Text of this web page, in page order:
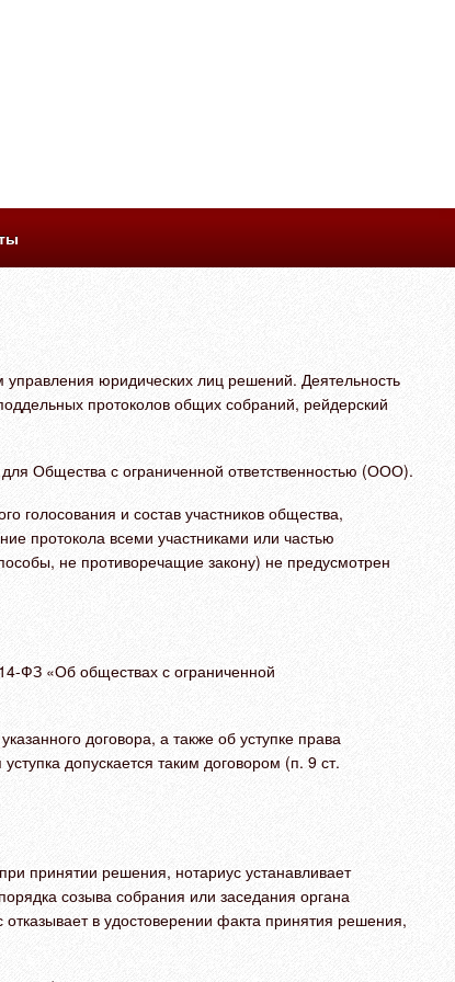
юридических лиц решений. Деятельность
протоколов общих собраний, рейдерский
Общества с ограниченной ответственностью (ООО).
голосования и состав участников общества,
протокола всеми участниками или частью
не противоречащие закону) не предусмотрен
ФЗ «Об обществах с ограниченной
договора, а также об уступке права
допускается таким договором (п. 9 ст.
принятии решения, нотариус устанавливает
созыва собрания или заседания органа
в удостоверении факта принятия решения,